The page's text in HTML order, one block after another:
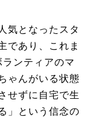
気となったスタ
であり、これま
ンティアのマ
ゃんがいる状態
せずに自宅で生
」という信念の